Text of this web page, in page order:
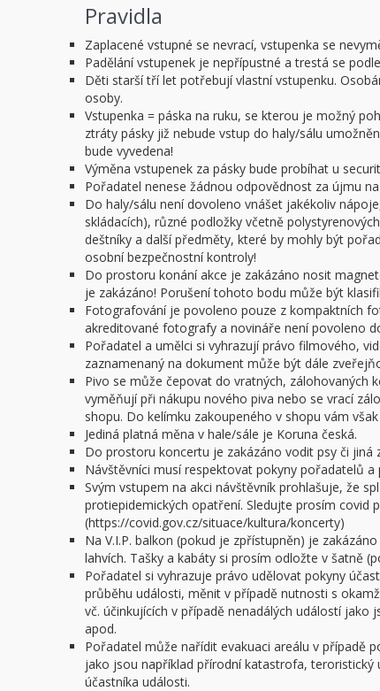
Pravidla
Zaplacené vstupné se nevrací, vstupenka se
Padělání vstupenek je nepřípustné a trestá se
Děti starší tří let potřebují vlastní vstupenku.
osoby.
Vstupenka = páska na ruku, se kterou je možný
ztráty pásky již nebude vstup do haly/sálu
bude vyvedena!
Výměna vstupenek za pásky bude probíhat u
Pořadatel nenese žádnou odpovědnost za újmu
Do haly/sálu není dovoleno vnášet jakékoliv
skládacích), různé podložky včetně
deštníky a další předměty, které by mohly být
osobní bezpečnostní kontroly!
Do prostoru konání akce je zakázáno nosit
je zakázáno! Porušení tohoto bodu může být
Fotografování je povoleno pouze z kompaktních
akreditované fotografy a novináře není povoleno
Pořadatel a umělci si vyhrazují právo filmového,
zaznamenaný na dokument může být dále
Pivo se může čepovat do vratných, zálohovaných
vyměňují při nákupu nového piva nebo se vrací
shopu. Do kelímku zakoupeného v shopu vám
Jediná platná měna v hale/sále je Koruna česká.
Do prostoru koncertu je zakázáno vodit psy či jiná
Návštěvníci musí respektovat pokyny pořadatelů a
Svým vstupem na akci návštěvník prohlašuje, že
protiepidemických opatření. Sledujte prosím covid
(https://covid.gov.cz/situace/kultura/koncerty)
Na V.I.P. balkon (pokud je zpřístupněn) je
lahvích. Tašky a kabáty si prosím odložte v šatně
Pořadatel si vyhrazuje právo udělovat pokyny
průběhu události, měnit v případě nutnosti s
vč. účinkujících v případě nenadálých událostí
apod.
Pořadatel může nařídit evakuaci areálu v případě
jako jsou například přírodní katastrofa,
účastníka události.